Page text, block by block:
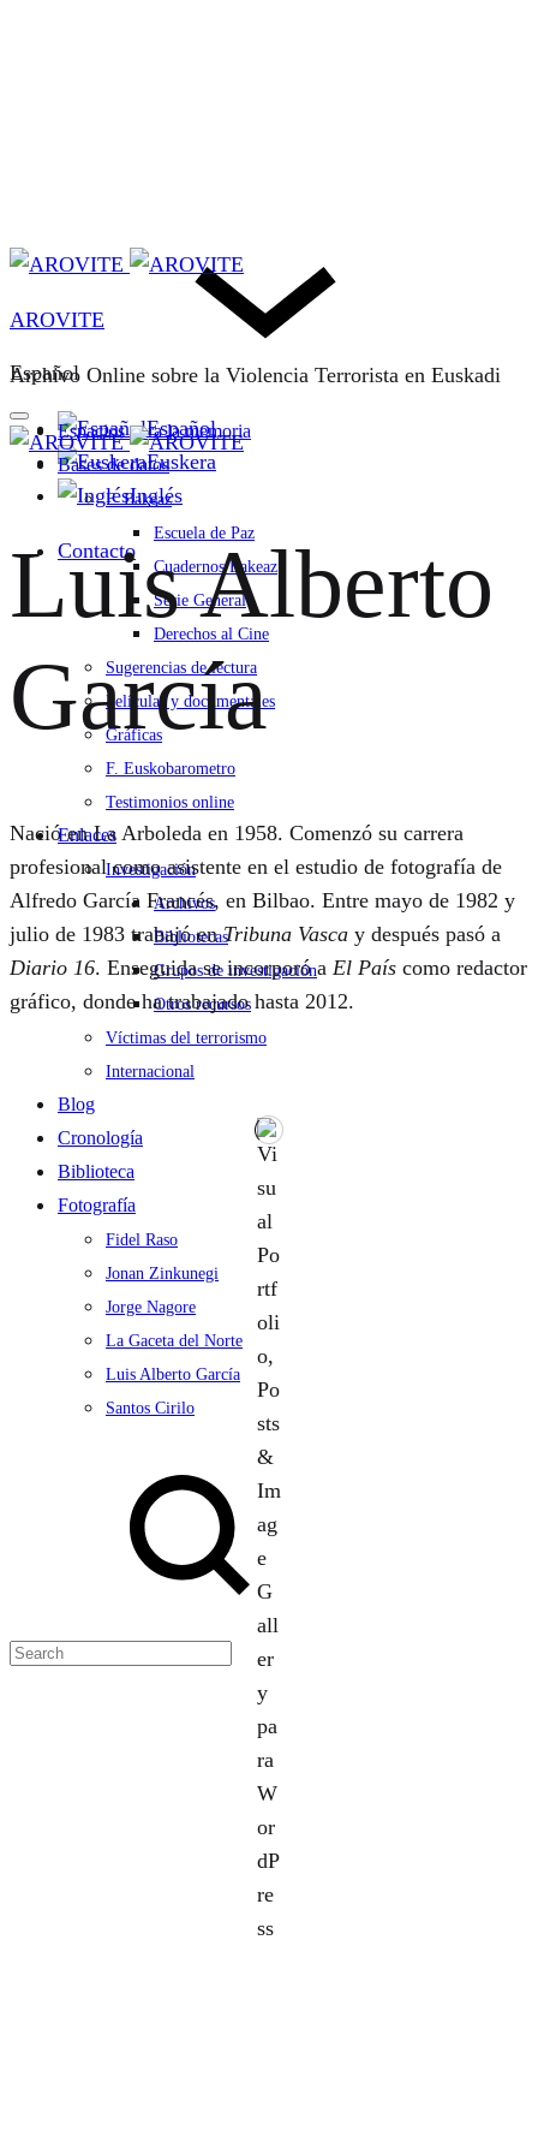
Español
Español
Euskera
Inglés
Contacto
AROVITE
Archivo Online sobre la Violencia Terrorista en Euskadi
Espacios para la memoria
Bases de datos
F. Bakeaz
Escuela de Paz
Cuadernos Bakeaz
Serie General
Derechos al Cine
Sugerencias de lectura
Películas y documentales
Gráficas
F. Euskobarometro
Testimonios online
Enlaces
Investigación
Archivos
Bibliotecas
Grupos de investigación
Otros recursos
Víctimas del terrorismo
Internacional
Blog
Cronología
Biblioteca
Fotografía
Fidel Raso
Jonan Zinkunegi
Jorge Nagore
La Gaceta del Norte
Luis Alberto García
Santos Cirilo
Luis Alberto
García
Nació en La Arboleda en 1958. Comenzó su carrera
profesional como asistente en el estudio de fotografía de
Alfredo García Francés, en Bilbao. Entre mayo de 1982 y
julio de 1983 trabajó enTribuna Vasca y después pasó a
Diario 16. Enseguida se incorporó a El País como redactor
gráfico, donde ha trabajado hasta 2012.